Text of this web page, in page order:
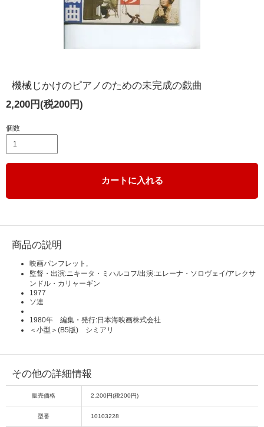
機械じかけのピアノのための未完成の戯曲
2,200円(税200円)
個数
カートに入れる
商品の説明
映画パンフレット,
監督・出演:ニキータ・ミハルコフ/出演:エレーナ・ソロヴェイ/アレクサ
ンドル・カリャーギン
1977
ソ連
1980年 編集・発行:日本海映画株式会社
＜小型＞(B5版) シミアリ
その他の詳細情報
販売価格 2,200円(税200円)
型番 10103228